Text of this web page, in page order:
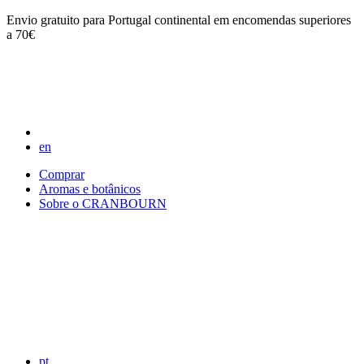
Envio gratuito para Portugal continental em encomendas superiores
a 70€
en
Comprar
Aromas e botânicos
Sobre o CRANBOURN
pt